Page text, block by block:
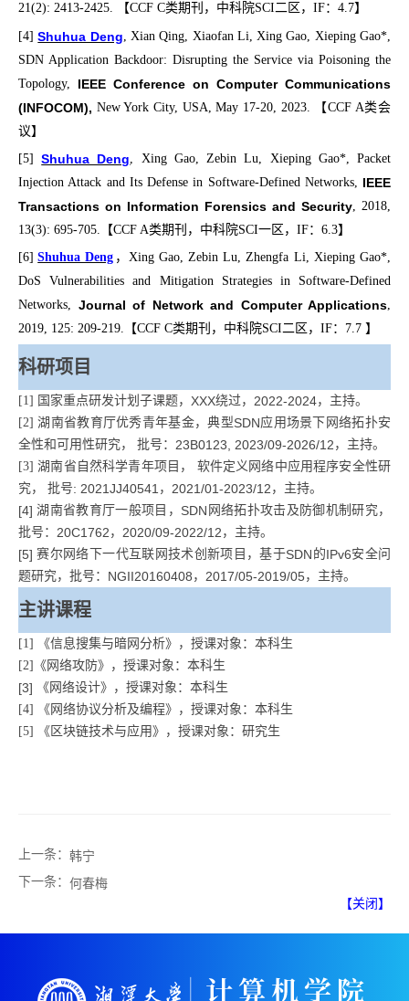
21(2): 2413-2425.
【CCF C类期刊，中科院SCI二区， IF： 4.7】
[4]Shuhua Deng Xian Qing, Xiaofan Li, Xing Gao, Xieping Gao*,
SDN Application Backdoor: Disrupting the Service via Poisoning the
Topology, IEEE Conference on Computer Communications
(INFOCOM), New York City, USA, May 17-20, 2023. 【CCF A类会
议】
[5]Shuhua Deng
Xing Gao, Zebin Lu, Xieping Gao*, Packet
Injection Attack and Its Defense in Software-Defined Networks, IEEE
Transactions on Information Forensics and Security , 2018,
13(3): 695-705.
【CCF A类期刊，中科院SCI一区， IF： 6.3】
[6] Shuhua Deng ， Xing Gao, Zebin Lu, Zhengfa Li, Xieping Gao*,
DoS Vulnerabilities and Mitigation Strategies in Software-Defined
Networks, Journal of Network and Computer Applications
2019, 125: 209-219.
【CCF C类期刊，中科院SCI 二区， IF： 7.7 】
科研项目
[1] 国家重点研发计划子课题， XXX绕过， 2022-2024，主持。
[2]湖南省教育厅优秀青年基金，典型SDN应用场景下网络拓扑安
全性和可用性研究， 批号： 23B0123, 2023/09-2026/12 ，主持。
[3]湖南省自然科学青年项目， 软件定义网络中应用程序安全性研
究， 批号: 2021JJ40541 ， 2021/01-2023/12 ，主持。
[4]湖南省教育厅一般项目， SDN 网络拓扑攻击及防御机制研究，
批号： 20C1762 ， 2020/09-2022/12 ，主持。
[5]赛尔网络下一代互联网技术创新项目，基于SDN 的IPv6安全问
题研究，批号： NGII20160408 ， 2017/05-2019/05，主持。
主讲课程
[1]
《信息搜集与暗网分析》，授课对象：本科生
[2] 《网络攻防》，授课对象：本科生
[3]
《网络设计》，授课对象：本科生
[4]
《网络协议分析及编程》，授课对象：本科生
[5]
《区块链技术与应用》，授课对象：研究生
上一条： 韩宁
下一条： 何春梅
【关闭】